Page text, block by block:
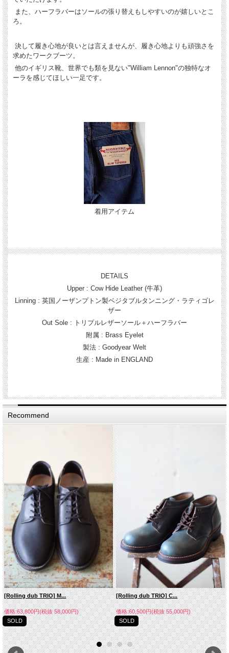
また、ハーフラバーはソールの張り替えもしやすいのが嬉しいとこ
ろ。
決して履き心地が良いとは言えませんが、履き心地よりも頑強さを
求めたワークブーツ。
他のイギリス靴、世界でも類を見ない"William Lennon"の独特なオ
ーラを感じてほしい一足です。
着用アイテム
DETAILS
Upper : Cow Hide Leather (牛革)
Linning : 英国ノーザンプトン製ベジタブルタンニング・ラティゴレ
ザー
Out Sole : トリプルレザーソール＋ハーフラバー
附属 : Brass Eyelet
製法 : Goodyear Welt
生産 : Made in ENGLAND
Recommend
[Rolling dub TRIO] M...
価格:63,800円(税抜 58,000円)
SOLD
[Rolling dub TRIO] C...
価格:60,500円(税抜 55,000円)
SOLD